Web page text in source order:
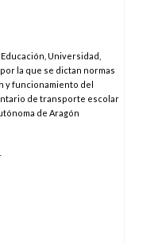
Universidad,
la que se dictan normas
y funcionamiento del
de transporte escolar
de Aragón